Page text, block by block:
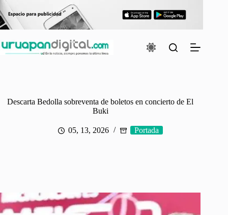
al
contenido
Descarta Bedolla sobreventa de boletos en concierto de El
Buki
05, 13, 2026 Portada